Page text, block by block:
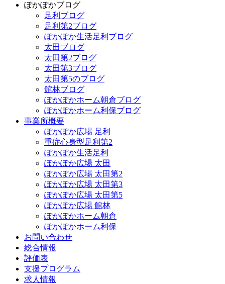
ぽかぽかブログ
足利ブログ
足利第2ブログ
ぽかぽか生活足利ブログ
太田ブログ
太田第2ブログ
太田第3ブログ
太田第5のブログ
館林ブログ
ぽかぽかホーム朝倉ブログ
ぽかぽかホーム利保ブログ
事業所概要
ぽかぽか広場 足利
重症心身型足利第2
ぽかぽか生活足利
ぽかぽか広場 太田
ぽかぽか広場 太田第2
ぽかぽか広場 太田第3
ぽかぽか広場 太田第5
ぽかぽか広場 館林
ぽかぽかホーム朝倉
ぽかぽかホーム利保
お問い合わせ
総合情報
評価表
支援プログラム
求人情報